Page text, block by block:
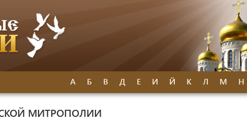
А Б В Д Е И Й К Л М Н
МИТРОПОЛИИ